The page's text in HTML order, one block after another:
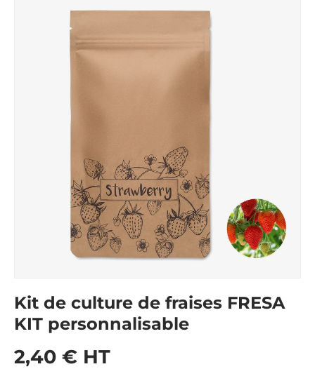
Passer aux informations produits
Kit de culture de fraises FRESA
KIT personnalisable
Prix habituel
2,40 € HT